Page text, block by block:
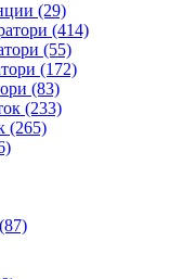
(29)
(414)
(55)
(172)
(83)
(233)
(265)
(87)